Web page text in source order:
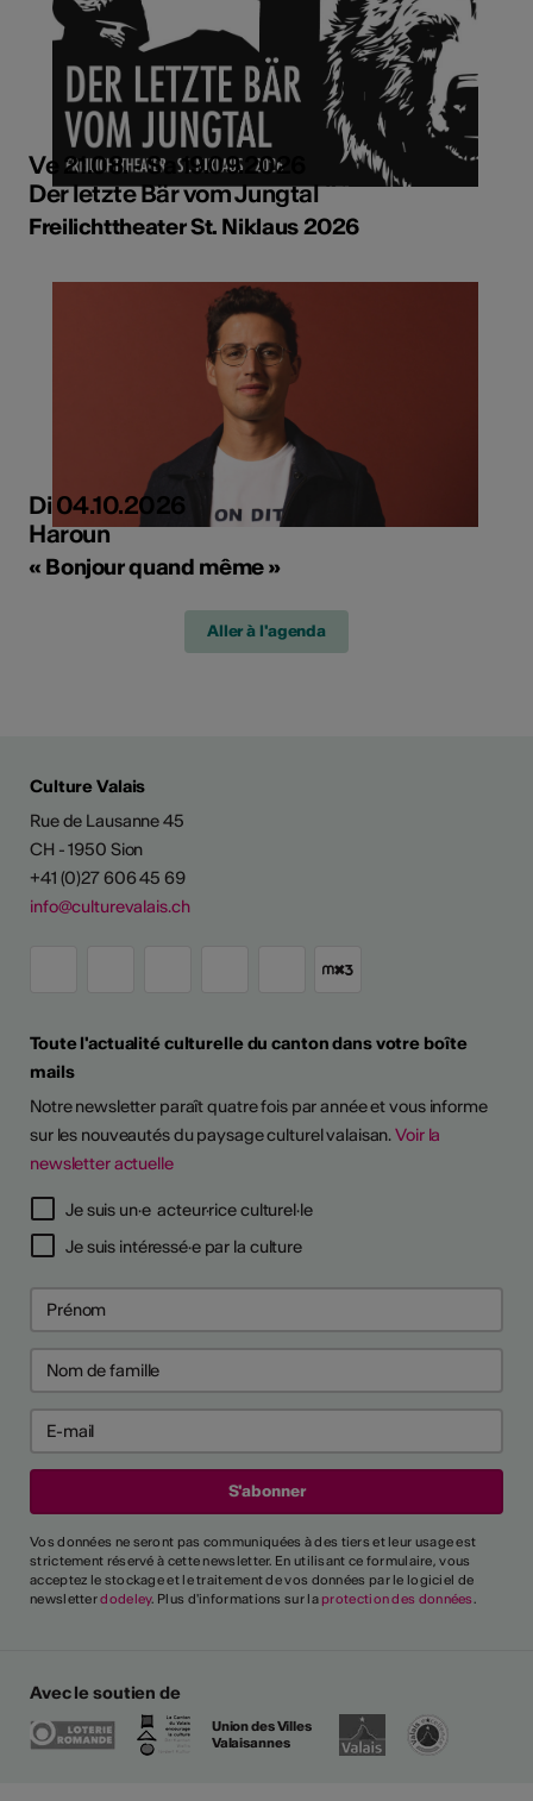
Ve 21.08. - Sa 19.09.2026
Der letzte Bär vom Jungtal
Freilichttheater St. Niklaus 2026
Di 04.10.2026
Haroun
« Bonjour quand même »
Aller à l'agenda
Culture Valais
Rue de Lausanne 45
CH - 1950 Sion
+41 (0)27 606 45 69
info@culturevalais.ch
Toute l'actualité culturelle du canton dans votre boîte
mails
Notre newsletter paraît quatre fois par année et vous informe
sur les nouveautés du paysage culturel valaisan.Voir la
newsletter actuelle
Je suis un·e acteur·rice culturel·le
Je suis intéressé·e par la culture
Vos données ne seront pas communiquées à des tiers et leur usage est
strictement réservé à cette newsletter. En utilisant ce formulaire, vous
acceptez le stockage et le traitement de vos données par le logiciel de
newsletterdodeley. Plus d'informations sur la protection des données.
Avec le soutien de
Union des Villes
Valaisannes